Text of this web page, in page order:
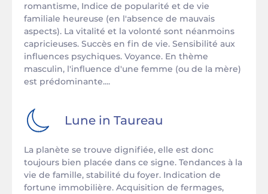
romantisme, Indice de popularité et de vie
familiale heureuse (en l'absence de mauvais
aspects). La vitalité et la volonté sont néanmoins
capricieuses. Succès en fin de vie. Sensibilité aux
influences psychiques. Voyance. En thème
masculin, l'influence d'une femme (ou de la mère)
est prédominante....
Lune in Taureau
La planète se trouve dignifiée, elle est donc
toujours bien placée dans ce signe. Tendances à la
vie de famille, stabilité du foyer. Indication de
fortune immobilière. Acquisition de fermages,